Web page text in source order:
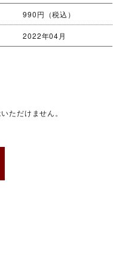
990円（税込）
2022年04月
ただけません。